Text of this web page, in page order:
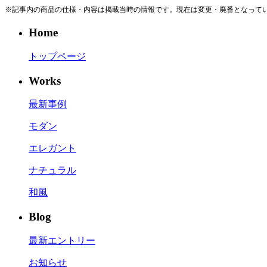
※記事内の商品の仕様・内容は掲載当時の情報です。現在は変更・廃番となって
Home
トップページ
Works
最新事例
モダン
エレガント
ナチュラル
和風
Blog
最新エントリー
お知らせ